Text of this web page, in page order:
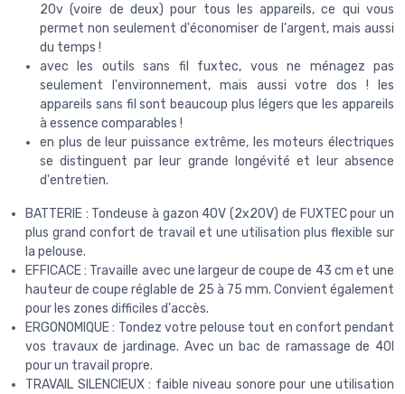
20v (voire de deux) pour tous les appareils, ce qui vous
permet non seulement d'économiser de l'argent, mais aussi
du temps !
avec les outils sans fil fuxtec, vous ne ménagez pas
seulement l'environnement, mais aussi votre dos ! les
appareils sans fil sont beaucoup plus légers que les appareils
à essence comparables !
en plus de leur puissance extrême, les moteurs électriques
se distinguent par leur grande longévité et leur absence
d'entretien.
BATTERIE : Tondeuse à gazon 40V (2x20V) de FUXTEC pour un
plus grand confort de travail et une utilisation plus flexible sur
la pelouse.
EFFICACE : Travaille avec une largeur de coupe de 43 cm et une
hauteur de coupe réglable de 25 à 75 mm. Convient également
pour les zones difficiles d'accès.
ERGONOMIQUE : Tondez votre pelouse tout en confort pendant
vos travaux de jardinage. Avec un bac de ramassage de 40l
pour un travail propre.
TRAVAIL SILENCIEUX : faible niveau sonore pour une utilisation